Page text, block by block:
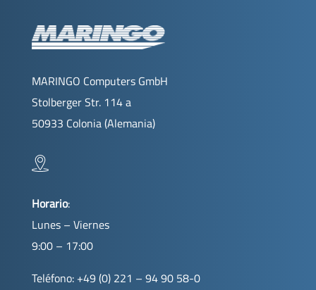
MARINGO Computers GmbH
Stolberger Str. 114 a
50933 Colonia (Alemania)
Horario:
Lunes – Viernes
9:00 – 17:00
Teléfono: +49 (0) 221 – 94 90 58-0